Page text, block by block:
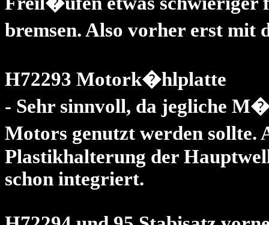
bremsen. Also vorher erst
H72293 Motork�hlplatte
- Sehr sinnvoll, da jegliche
Motors genutzt werden
Plastikhalterung der
schon integriert.